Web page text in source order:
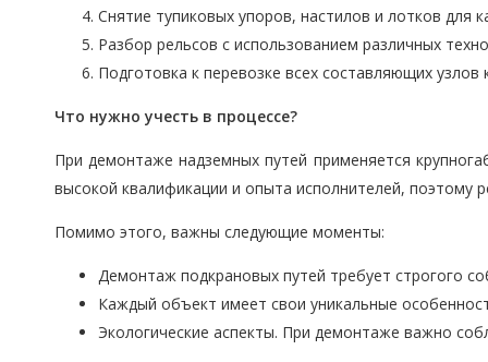
Снятие тупиковых упоров, настилов и лотков
Разбор рельсов с использованием различных
Подготовка к перевозке всех составляющих узлов
Что нужно учесть в процессе?
При демонтаже надземных путей применяется
высокой квалификации и опыта исполнителей, поэтому
Помимо этого, важны следующие моменты:
Демонтаж подкрановых путей требует строгого
Каждый объект имеет свои уникальные
Экологические аспекты. При демонтаже важно